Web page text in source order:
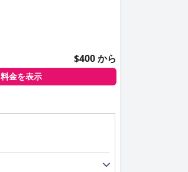
$400 から
料金を表示